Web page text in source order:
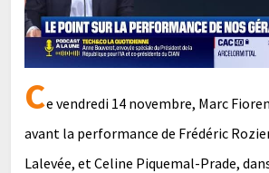
Ce vendredi 14 novembre, Marc
avant la performance de Frédéric
Lalevée, et Celine Piquemal-Prade,